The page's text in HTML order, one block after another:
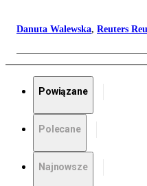
Danuta Walewska, Reuters
Powiązane
Polecane
Najnowsze